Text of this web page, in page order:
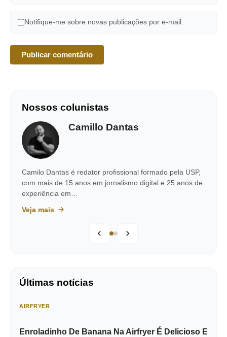
Notifique-me sobre novas publicações por e-mail.
Nossos colunistas
Camillo Dantas
Camilo Dantas é redator profissional formado pela USP,
com mais de 15 anos em jornalismo digital e 25 anos de
experiência em…
Veja mais
Últimas notícias
AIRFRYER
Enroladinho De Banana Na Airfryer É Delicioso E